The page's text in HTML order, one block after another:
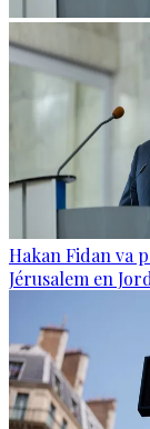
Hakan Fidan va
Jérusalem en